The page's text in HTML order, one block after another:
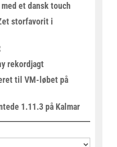
et dansk touch
storfavorit i
rekordjagt
til VM-løbet på
1.11.3 på Kalmar